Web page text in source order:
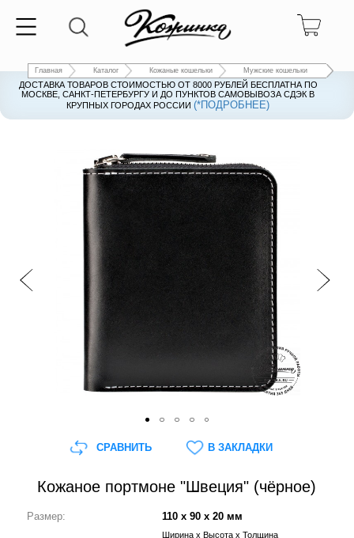
Главная Каталог Кожаные кошельки Мужские кошельки
ДОСТАВКА ТОВАРОВ СТОИМОСТЬЮ ОТ 8000 РУБЛЕЙ БЕСПЛАТНА ПО
МОСКВЕ, САНКТ-ПЕТЕРБУРГУ И ДО ПУНКТОВ САМОВЫВОЗА СДЭК В
КРУПНЫХ ГОРОДАХ РОССИИ(*ПОДРОБНЕЕ)
ДОСТАВКА ТОВАРОВ СТОИМОСТЬЮ ОТ 8000 РУБЛЕЙ БЕСПЛАТНА ПО
МОСКВЕ, САНКТ-ПЕТЕРБУРГУ И ДО ПУНКТОВ САМОВЫВОЗА СДЭК В
КРУПНЫХ ГОРОДАХ РОССИИ(*ПОДРОБНЕЕ)
Кожаное портмоне "Швеция" (чёрное)
Размер: 110 x 90 x 20 мм
Ширина x Высота x Толщина
СРАВНИТЬ В ЗАКЛАДКИ